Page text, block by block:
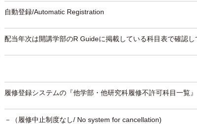
自動登録/Automatic Registration
配当年次は開講学部のR Guideに掲載している科目表で確認し
履修登録システムの『他学部・他研究科履修不許可科目一覧
－（履修中止制度なし/ No system for cancellation)